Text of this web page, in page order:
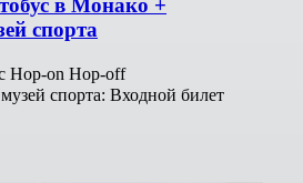
в Монако +
спорта
Hop-on Hop-off
спорта: Входной билет